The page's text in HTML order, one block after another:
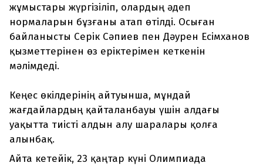
жұмыстары жүргізіліп, олардың әдеп
нормаларын бұзғаны атап өтілді. Осыған
байланысты Серік Сәпиев пен Дәурен Есімханов
қызметтерінен өз еріктерімен кеткенін
мәлімдеді.
Кеңес өкілдерінің айтуынша, мұндай
жағдайлардың қайталанбауы үшін алдағы
уақытта тиісті алдын алу шаралары қолға
алынбақ.
Айта кетейік, 23 қаңтар күні Олимпиада